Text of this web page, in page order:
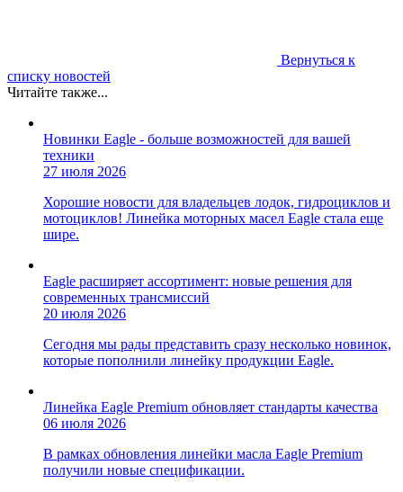
Вернуться к
списку новостей
Читайте также...
Новинки Eagle - больше возможностей для вашей
техники
27 июля 2026
Хорошие новости для владельцев лодок, гидроциклов и
мотоциклов! Линейка моторных масел Eagle стала еще
шире.
Eagle расширяет ассортимент: новые решения для
современных трансмиссий
20 июля 2026
Сегодня мы рады представить сразу несколько новинок,
которые пополнили линейку продукции Eagle.
Линейка Eagle Premium обновляет стандарты качества
06 июля 2026
В рамках обновления линейки масла Eagle Premium
получили новые спецификации.